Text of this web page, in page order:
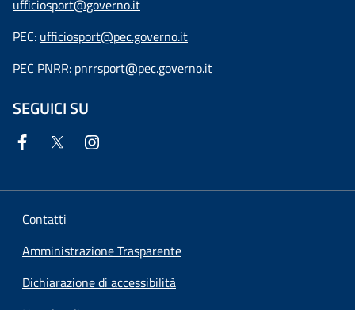
ufficiosport@governo.it
PEC: ufficiosport@pec.governo.it
PEC PNRR: pnrrsport@pec.governo.it
SEGUICI SU
Contatti
Amministrazione Trasparente
Dichiarazione di accessibilità